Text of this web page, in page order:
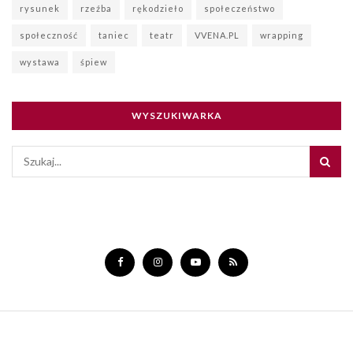
rysunek rzeźba rękodzieło społeczeństwo
społeczność taniec teatr VVENA.PL wrapping
wystawa śpiew
WYSZUKIWARKA